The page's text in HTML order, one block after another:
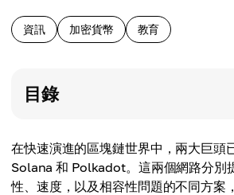
資訊 加密貨幣 教育
目錄
在快速演進的區塊鏈世界中，兩大巨頭
Solana 和 Polkadot。這兩個網路分別
性、速度，以及相容性問題的不同方案